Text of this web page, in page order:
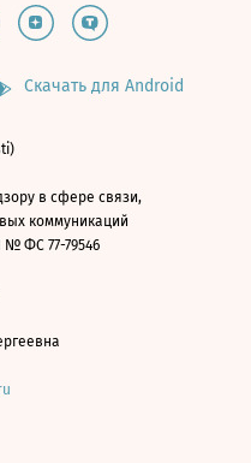
Скачать для Android
в сфере связи,
коммуникаций
№ ФС 77-79546